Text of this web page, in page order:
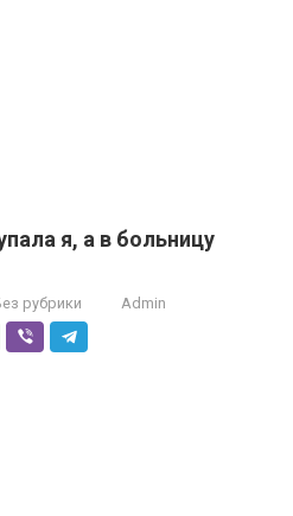
я, а в больницу
рубрики Admin